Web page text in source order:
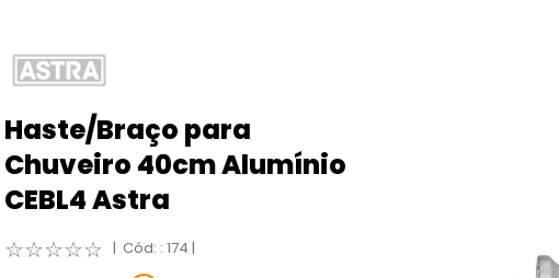
Haste/Braço para
Chuveiro 40cm Alumínio
CEBL4 Astra
☆☆☆☆☆ : 174